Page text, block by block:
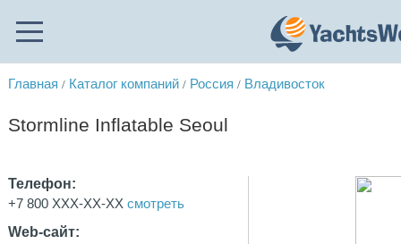
Главная / Каталог компаний / Россия / Владивосток
Stormline Inflatable Seoul
Телефон:
+7 800 XXX-XX-XX смотреть
Web-сайт: